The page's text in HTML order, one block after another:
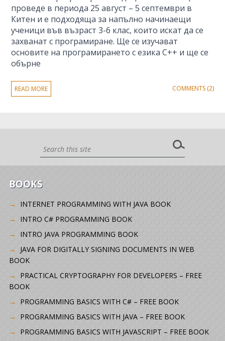
проведе в периода 25 август – 5 септември в
Китен и е подходяща за напълно начинаещи
ученици във възраст 3-6 клас, които искат да се
захванат с програмиране. Ще се изучават
основите на програмирането с езика C++ и ще се
обърне
READ MORE COMMENTS (2)
BOOKS
INTERNET PROGRAMMING WITH JAVA BOOK
INTRO C# PROGRAMMING BOOK
INTRO JAVA PROGRAMMING BOOK
JAVA FOR DIGITALLY SIGNING DOCUMENTS IN WEB
BOOK
PRACTICAL CRYPTOGRAPHY FOR DEVELOPERS – FREE
BOOK
PROGRAMMING BASICS WITH C# – FREE BOOK
PROGRAMMING BASICS WITH JAVA – FREE BOOK
PROGRAMMING BASICS WITH JAVASCRIPT – FREE BOOK